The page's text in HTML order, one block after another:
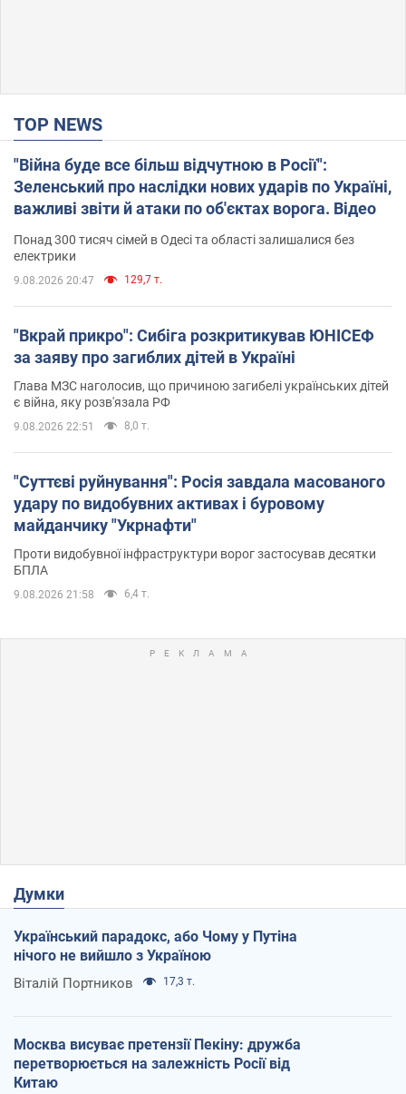
TOP NEWS
"Війна буде все більш відчутною в Росії":
Зеленський про наслідки нових ударів по Україні,
важливі звіти й атаки по об'єктах ворога. Відео
Понад 300 тисяч сімей в Одесі та області залишалися без
електрики
9.08.2026 20:47 129,7 т.
"Вкрай прикро": Сибіга розкритикував ЮНІСЕФ
за заяву про загиблих дітей в Україні
Глава МЗС наголосив, що причиною загибелі українських дітей
є війна, яку розв'язала РФ
9.08.2026 22:51 8,0 т.
"Суттєві руйнування": Росія завдала масованого
удару по видобувних активах і буровому
майданчику "Укрнафти"
Проти видобувної інфраструктури ворог застосував десятки
БПЛА
9.08.2026 21:58 6,4 т.
Думки
Український парадокс, або Чому у Путіна
нічого не вийшло з Україною
Віталій Портников 17,3 т.
Москва висуває претензії Пекіну: дружба
перетворюється на залежність Росії від
Китаю